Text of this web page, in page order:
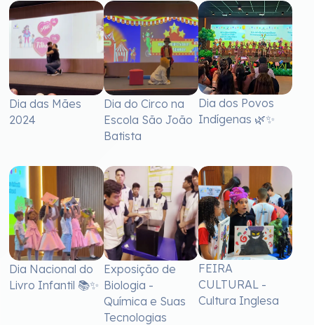
Dia das Mães
2024
Dia do Circo na
Escola São João
Batista
Dia dos Povos
Indígenas 🌿✨
Dia Nacional do
Livro Infantil 📚✨
Exposição de
Biologia -
Química e Suas
Tecnologias
FEIRA
CULTURAL -
Cultura Inglesa